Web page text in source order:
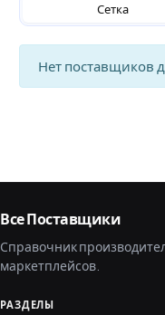
Сетка
Нет поставщиков
Все Поставщики
Справочник
маркетплейсов.
РАЗДЕЛЫ